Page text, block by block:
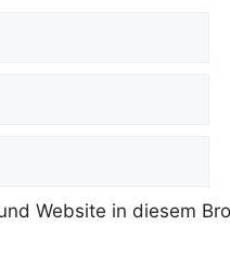
Website in diesem